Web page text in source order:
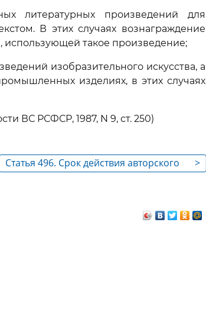
литературных произведений для
В этих случаях вознаграждение
использующей такое произведение;
изобразительного искусства, а
изделиях, в этих случаях
ВС РСФСР, 1987, N 9, ст. 250)
>
Статья 496. Срок действия авторского